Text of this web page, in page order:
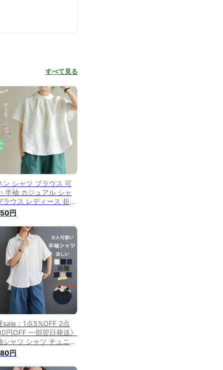
すべて見る
ン シャツ ブラウス 可
半袖 カジュアル シャ
ラウス レディース 折り
麻シャツ 無地 シンプ
チュラル リネンブラウ
ったり リネンシャツ
ザー 大きいサイズ ボタ
め トップス シャツ 春
代
円
sale：1点5%OFF 2点
円OFF 一部翌日発送》
シャツ シャツ チュニッ
夏 レディース 半袖 白
ツ 襟付き ブラウス チ
ックシャツ 前開き ボタ
円